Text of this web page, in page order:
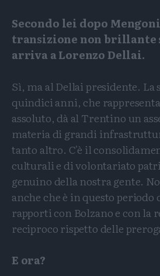
Secondo lei dopo
transizione non brillante
arriva a Lorenzo Dellai.
Sì, ma al Dellai presidente. La
quindici anni, che
assoluto, dà al Trentino un
materia di grandi
tanto altro. C'è il
culturali e di volontariato
genuino della nostra gente.
anche che è in questo periodo
rapporti con Bolzano e con la
reciproco rispetto delle
E ora?